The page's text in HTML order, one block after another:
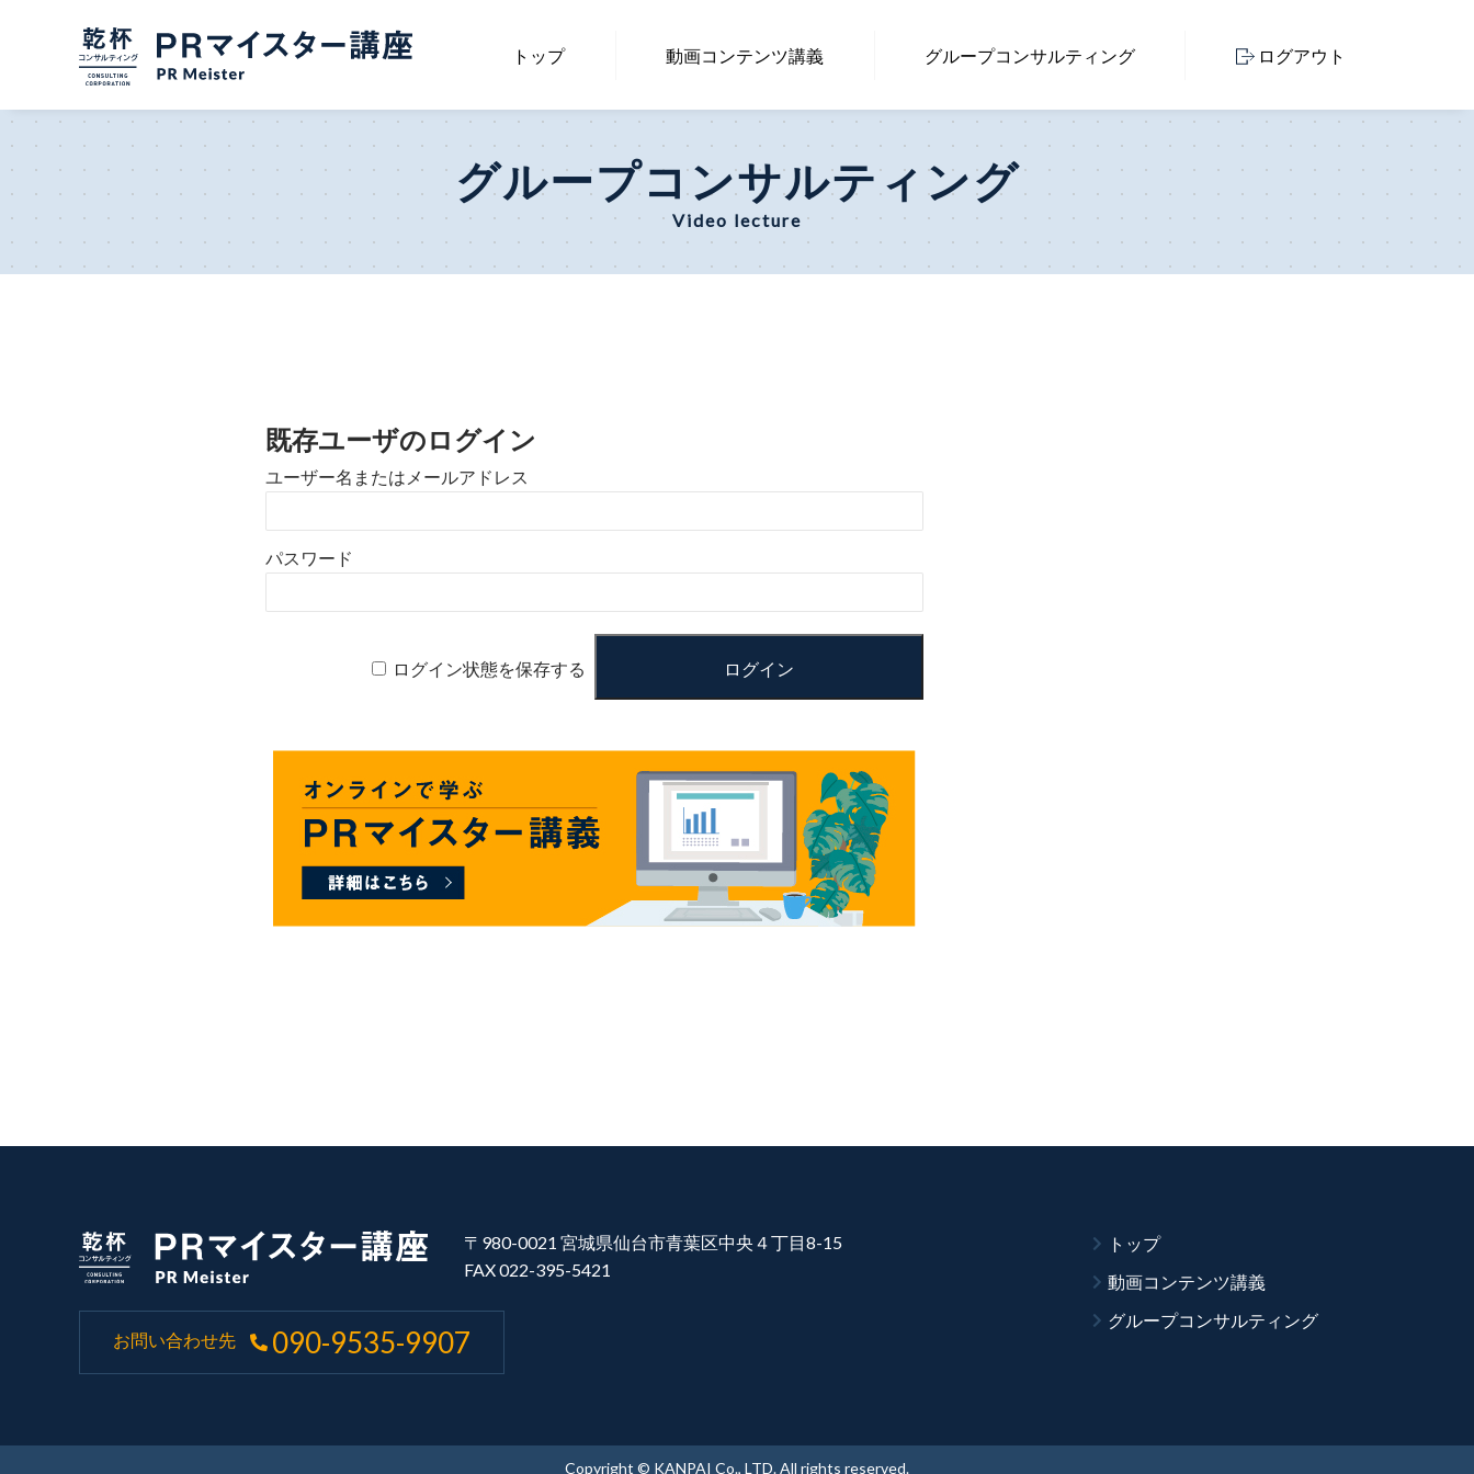
トップ 動画コンテンツ講義 グループコンサルティング ログアウト
グループコンサルティング
Video lecture
既存ユーザのログイン
ユーザー名またはメールアドレス
パスワード
ログイン状態を保存する
トップ
動画コンテンツ講義
グループコンサルティング
〒980-0021 宮城県仙台市青葉区中央４丁目8-15
FAX 022-395-5421
お問い合わせ先 090-9535-9907
Copyright © KANPAI Co., LTD. All rights reserved.